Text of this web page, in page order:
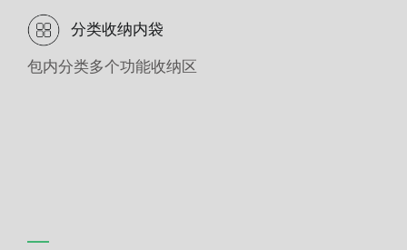
分类收纳内袋
包内分类多个功能收纳区